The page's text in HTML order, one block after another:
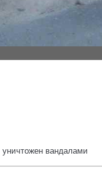
вандалами